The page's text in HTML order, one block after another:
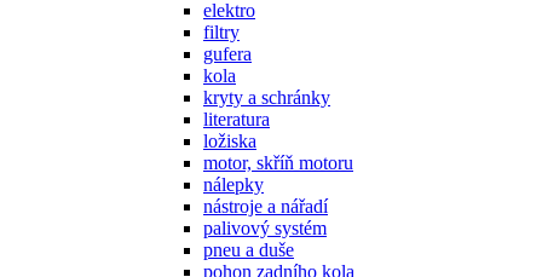
elektro
filtry
gufera
kola
kryty a schránky
literatura
ložiska
motor, skříň motoru
nálepky
nástroje a nářadí
palivový systém
pneu a duše
pohon zadního kola